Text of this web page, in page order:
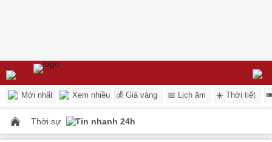
Mới nhất Xem nhiều 💰 Giá vàng 📅 Lịch âm ☀️ Thời tiết
Thời sự Tin nhanh 24h